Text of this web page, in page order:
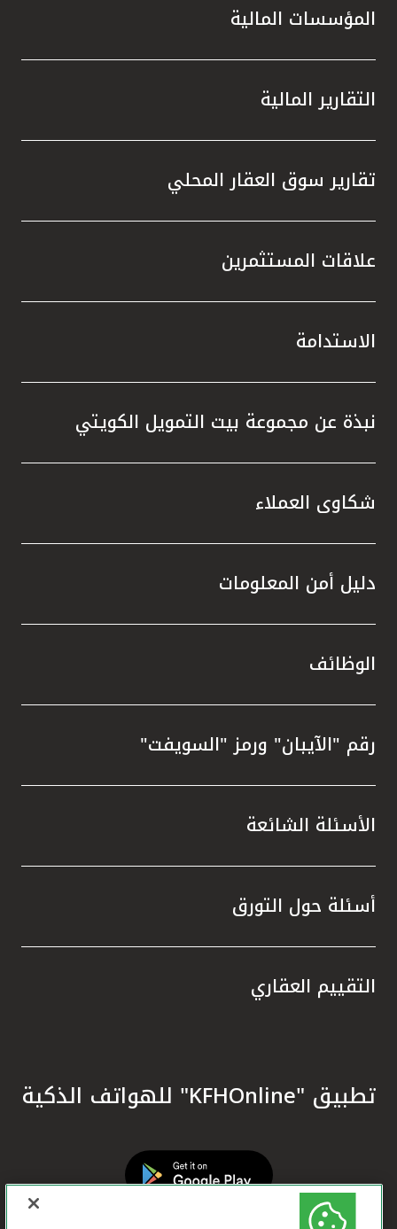
المؤسسات المالية
التقارير المالية
تقارير سوق العقار المحلي
علاقات المستثمرين
الاستدامة
نبذة عن مجموعة بيت التمويل الكويتي
شكاوى العملاء
دليل أمن المعلومات
الوظائف
رقم "الآيبان" ورمز "السويفت"
الأسئلة الشائعة
أسئلة حول التورق
التقييم العقاري
تطبيق "KFHOnline" للهواتف الذكية